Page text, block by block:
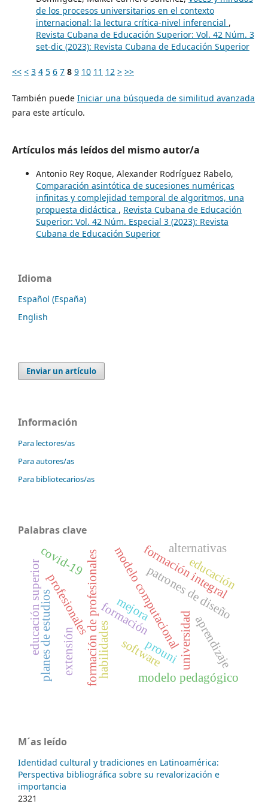
de los procesos universitarios en el contexto
internacional: la lectura crítica-nivel inferencial ,
Revista Cubana de Educación Superior: Vol. 42 Núm. 3
set-dic (2023): Revista Cubana de Educación Superior
<< < 3 4 5 6 7 8 9 10 11 12 > >>
También puede Iniciar una búsqueda de similitud avanzada
para este artículo.
Artículos más leídos del mismo autor/a
Antonio Rey Roque, Alexander Rodríguez Rabelo,
Comparación asintótica de sucesiones numéricas
infinitas y complejidad temporal de algoritmos, una
propuesta didáctica , Revista Cubana de Educación
Superior: Vol. 42 Núm. Especial 3 (2023): Revista
Cubana de Educación Superior
Idioma
Español (España)
English
Enviar un artículo
Información
Para lectores/as
Para autores/as
Para bibliotecarios/as
Palabras clave
modelo computacional
patrones de diseño
software
formación de profesionales universidad
formación
modelo pedagógico
profesionales
habilidades aprendizaje
extensión
formación integral
educación superior
alternativas
mejora
educación
covid-19
prouni
planes de estudios
M´as leído
Identidad cultural y tradiciones en Latinoamérica:
Perspectiva bibliográfica sobre su revalorización e
importancia
2321